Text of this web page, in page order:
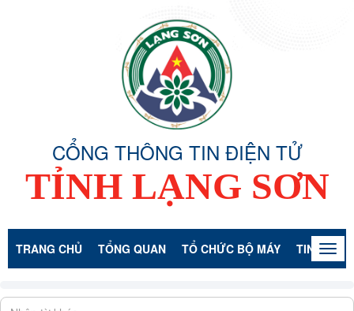
CỔNG THÔNG TIN ĐIỆN TỬ
TỈNH LẠNG SƠN
TRANG CHỦ TỔNG QUAN TỔ CHỨC BỘ MÁY TIN TỨC -